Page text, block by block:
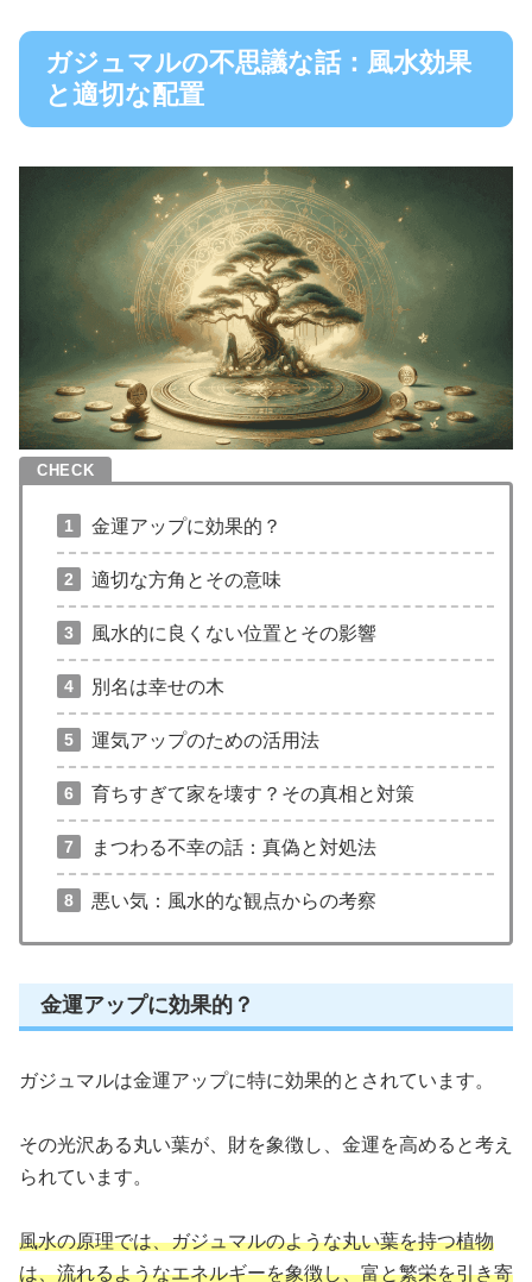
ガジュマルの不思議な話：風水効果
と適切な配置
金運アップに効果的？
適切な方角とその意味
風水的に良くない位置とその影響
別名は幸せの木
運気アップのための活用法
育ちすぎて家を壊す？その真相と対策
まつわる不幸の話：真偽と対処法
悪い気：風水的な観点からの考察
金運アップに効果的？
ガジュマルは金運アップに特に効果的とされています。
その光沢ある丸い葉が、財を象徴し、金運を高めると考え
られています。
風水の原理では、ガジュマルのような丸い葉を持つ植物
は、流れるようなエネルギーを象徴し、富と繁栄を引き寄